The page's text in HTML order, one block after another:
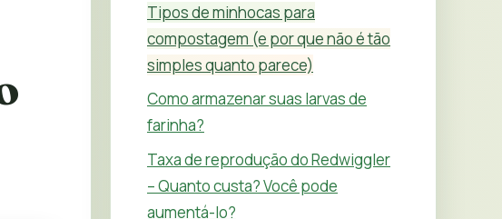
Tipos de minhocas para
compostagem (e por que não é tão
simples quanto parece)
Como armazenar suas larvas de
farinha?
Taxa de reprodução do Redwiggler
– Quanto custa? Você pode
aumentá-lo?